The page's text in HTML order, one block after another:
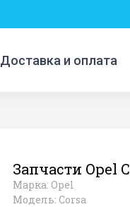
Доставка и оплата
Запчасти Opel
Марка: Opel
Модель: Corsa